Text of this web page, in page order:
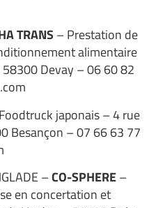
TRANS – Prestation de
alimentaire
Devay – 06 60 82
japonais – 4 rue
Besançon – 07 66 63 77
–CO-SPHERE–
en concertation et